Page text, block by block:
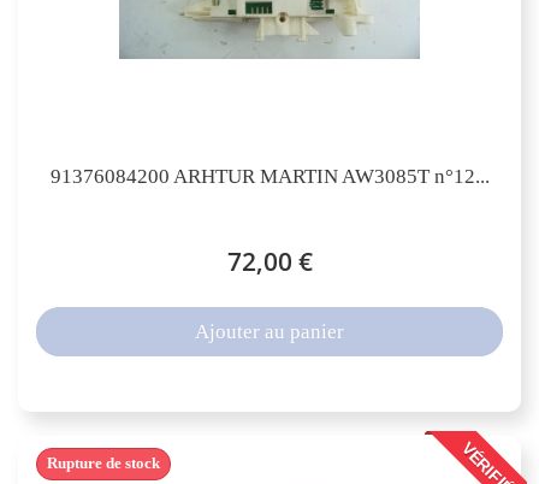
91376084200 ARHTUR MARTIN AW3085T n°12...
72,00 €
Ajouter au panier
VÉRIFIÉ
Rupture de stock